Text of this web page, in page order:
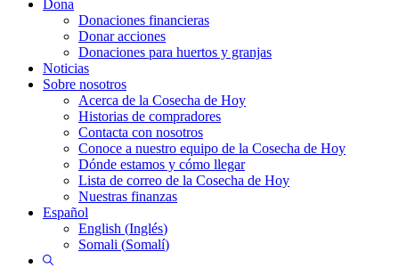
Dona
Donaciones financieras
Donar acciones
Donaciones para huertos y granjas
Noticias
Sobre nosotros
Acerca de la Cosecha de Hoy
Historias de compradores
Contacta con nosotros
Conoce a nuestro equipo de la Cosecha de Hoy
Dónde estamos y cómo llegar
Lista de correo de la Cosecha de Hoy
Nuestras finanzas
Español
English (Inglés)
Somali (Somalí)
Show